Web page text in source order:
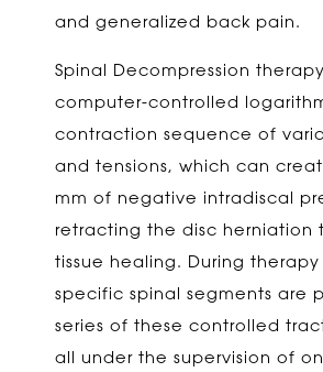
and generalized back pain.
Spinal Decompression
computer-controlled
contraction sequence of
and tensions, which can
mm of negative intradiscal
retracting the disc herniation
tissue healing. During therapy
specific spinal segments are
series of these controlled
all under the supervision of